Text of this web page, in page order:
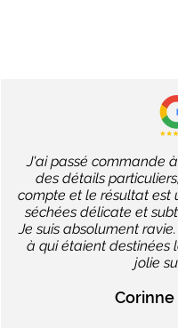
J'ai passé commande
des détails
compte et le résultat est
séchées délicate et
Je suis absolument
à qui étaient destinées
jolie